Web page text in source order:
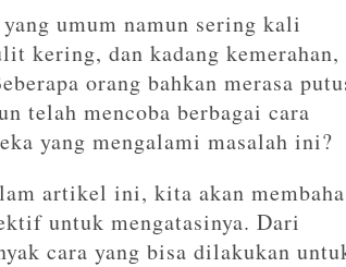
umum namun sering kali
kering, dan kadang kemerahan,
orang bahkan merasa
telah mencoba berbagai cara
yang mengalami masalah ini?
artikel ini, kita akan
untuk mengatasinya. Dari
cara yang bisa dilakukan